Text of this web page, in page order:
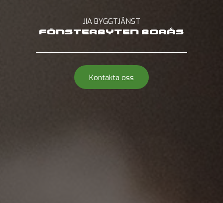
JIA BYGGTJÄNST
FÖNSTERBYTEN BORÅS
Kontakta oss